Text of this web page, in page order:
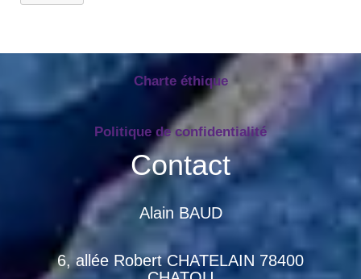
Charte éthique
Politique de confidentialité
Contact
Alain BAUD
6, allée Robert CHATELAIN 78400